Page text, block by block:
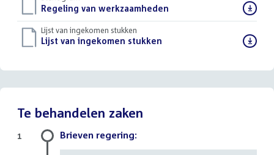
Download
bestand:
Regeling van werkzaamheden
Lijst van ingekomen stukken
Download
Lijst van ingekomen stukken
Te behandelen zaken
Brieven regering:
1